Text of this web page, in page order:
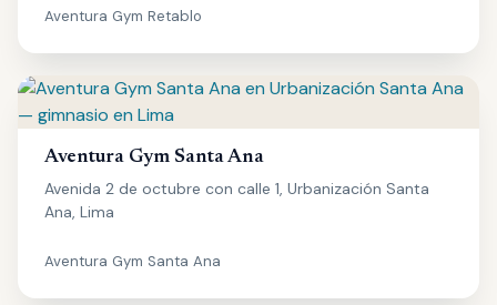
Aventura Gym Retablo
Aventura Gym Santa Ana
Avenida 2 de octubre con calle 1, Urbanización Santa
Ana, Lima
Aventura Gym Santa Ana